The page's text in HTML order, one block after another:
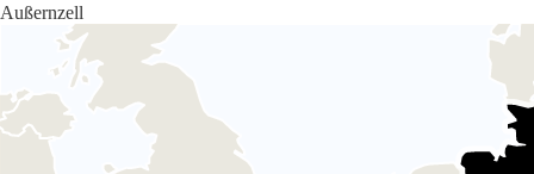
Außernzell